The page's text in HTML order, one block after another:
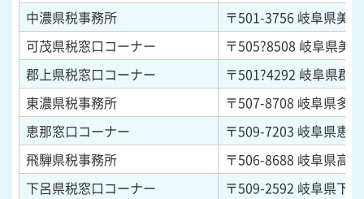
中濃県税事務所
〒501-3756 岐阜県美
可茂県税窓口コーナー
〒505?8508 岐阜県美
郡上県税窓口コーナー
〒501?4292 岐阜県郡
東濃県税事務所
〒507-8708 岐阜県多
恵那窓口コーナー
〒509-7203 岐阜県恵
飛騨県税事務所
〒506-8688 岐阜県高
下呂県税窓口コーナー
〒509-2592 岐阜県下